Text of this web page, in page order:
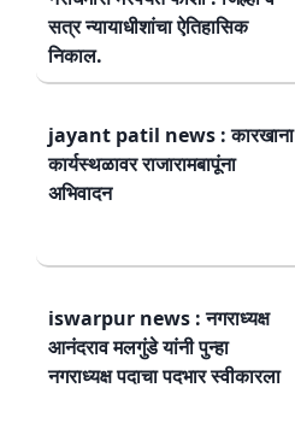
सत्र न्यायाधीशांचा ऐतिहासिक
निकाल.
jayant patil news : कारखाना
कार्यस्थळावर राजारामबापूंना
अभिवादन
iswarpur news : नगराध्यक्ष
आनंदराव मलगुंडे यांनी पुन्हा
नगराध्यक्ष पदाचा पदभार स्वीकारला